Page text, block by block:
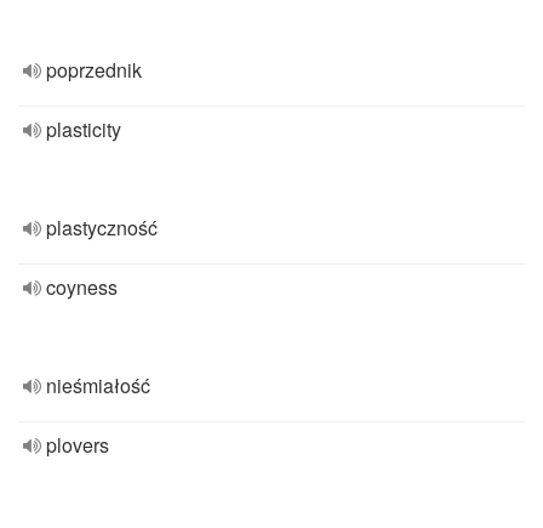
poprzednik
plasticity
plastyczność
coyness
nieśmiałość
plovers